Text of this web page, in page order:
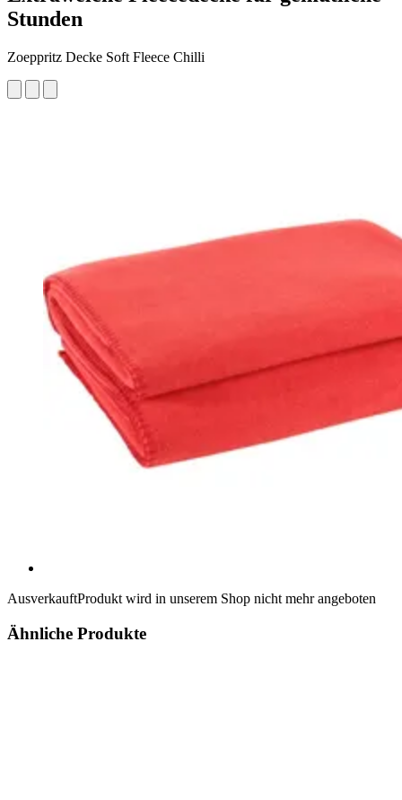
Stunden
Zoeppritz Decke Soft Fleece Chilli
AusverkauftProdukt wird in unserem Shop nicht mehr angeboten
Ähnliche Produkte